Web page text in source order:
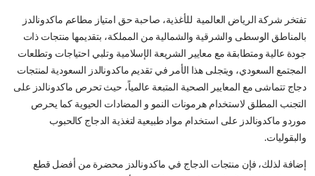
تفتخر شركة الرياض العالمية للأغذية، صاحبة حق امتياز مطاعم ماكدونالدز
بالمناطق الوسطى والشرقية والشمالية من المملكة، بتقديمها منتجات ذات
جودة عالية ومتطابقة مع معايير الشريعة الإسلامية وتلبي احتياجات وتطلعات
المجتمع السعودي، ويتجلى هذا الأمر في تقديم ماكدونالدز السعودية لمنتجات
دجاج تتماشى مع المعايير الصحية المتبعة عالمياً، حيث تحرص ماكدونالدز على
التجنب المطلق لاستخدام هرمونات النمو و المضادات الحيوية كما يحرص
موردو ماكدونالدز على استخدام مواد طبيعية لتغذية الدجاج كالحبوب
والبقوليات.
إضافة لذلك، فإن منتجات الدجاج في ماكدونالدز محضرة من أفضل قطع